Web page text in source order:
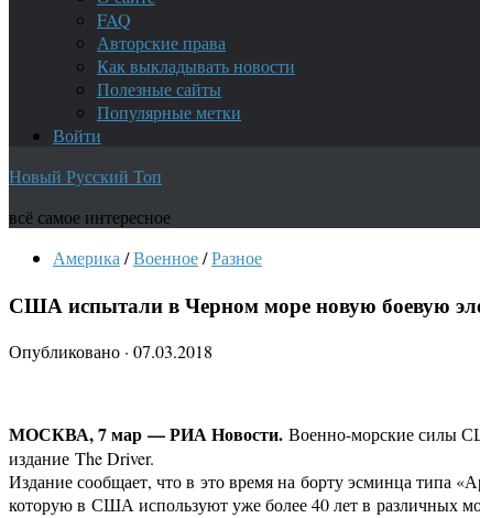
FAQ
Авторские права
Как выкладывать новости
Полезные сайты
Популярные метки
Войти
Новый Русский Топ
всё самое интересное
Америка /Военное/Разное
США испытали в Черном море новую боевую
Опубликовано · 07.03.2018
МОСКВА, 7 мар — РИА Новости. Военно-морские силы
издание The Driver.
Издание сообщает, что в это время на борту эсминца типа
которую в США используют уже более 40 лет в различных